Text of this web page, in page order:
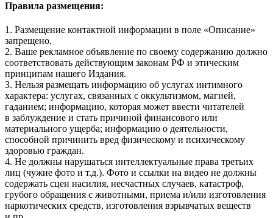
Правила размещения:
1. Размещение контактной информации в поле «Описание»
запрещено.
2. Ваше рекламное объявление по своему содержанию должно
соответствовать действующим законам РФ и этическим
принципам нашего Издания.
3. Нельзя размещать информацию об услугах интимного
характера: услугах, связанных с оккультизмом, магией,
гаданием; информацию, которая может ввести читателей
в заблуждение и стать причиной финансового или
материального ущерба; информацию о деятельности,
способной причинить вред физическому и психическому
здоровью граждан.
4. Не должны нарушаться интеллектуальные права третьих
лиц (чужие фото и т.д.). Фото и ссылки на видео не должны
содержать сцен насилия, несчастных случаев, катастроф,
грубого обращения с животными, приема и/или изготовления
наркотических средств, изготовления взрывчатых веществ